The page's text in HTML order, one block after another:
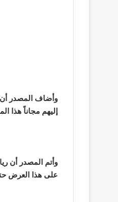
وأضاف المصدر أن
إليهم مجاناً هذا
على هذا العرض